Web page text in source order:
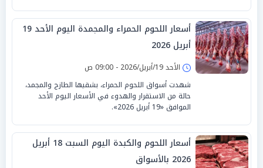
أسعار اللحوم الحمراء والمجمدة اليوم الأحد 19
أبريل 2026
الأحد 19/أبريل/2026 - 09:00 ص
شهدت أسواق اللحوم الحمراء، بشقيها الطازج والمجمد،
حالة من الاستقرار والهدوء في الأسعار اليوم الأحد
الموافق «19 أبريل 2026».
أسعار اللحوم والكبدة اليوم السبت 18 أبريل
2026 بالأسواق